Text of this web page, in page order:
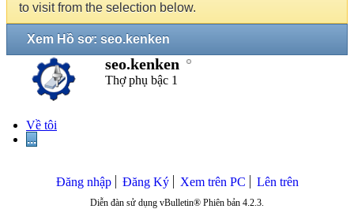
to visit from the selection below.
Xem Hồ sơ: seo.kenken
seo.kenken
Thợ phụ bậc 1
Về tôi
...
Đăng nhập Đăng Ký Xem trên PC Lên trên
Diễn đàn sử dụng vBulletin® Phiên bản 4.2.3.